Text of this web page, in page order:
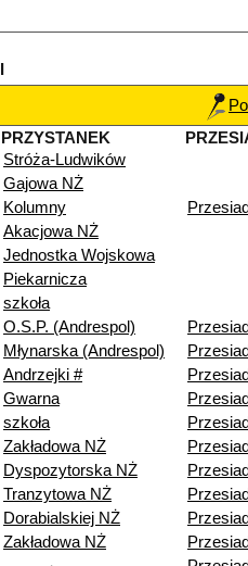
PRZYSTANEK
Stróża-Ludwików
Gajowa NŻ
Kolumny
Akacjowa NŻ
Jednostka Wojskowa
Piekarnicza
szkoła
O.S.P. (Andrespol)
Młynarska (Andrespol)
Andrzejki #
Gwarna
szkoła
Zakładowa NŻ
Dyspozytorska NŻ
Tranzytowa NŻ
Dorabialskiej NŻ
Zakładowa NŻ